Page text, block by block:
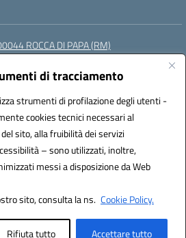
di tracciamento
strumenti di profilazione degli utenti -
cookies tecnici necessari al
sito, alla fruibilità dei servizi
– sono utilizzati, inoltre,
messi a disposizione da Web
sito, consulta la ns. Cookie Policy.
Rifiuta tutto Accettare tutto
ROCCA DI PAPA (RM)
rmic8aq00n@pec.istruzione.it
Amministrazioni (IPA): istsc_rmic8aq00n
7JVJUU
by 3D Solution S.r.l.
Design by Designers Italia